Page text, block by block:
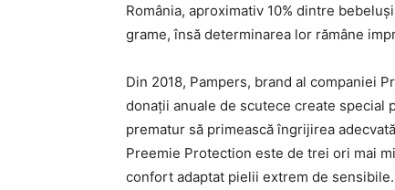
România, aproximativ 10% dintre
grame, însă determinarea lor rămâne
Din 2018, Pampers, brand al companiei
donații anuale de scutece create
prematur să primească îngrijirea
Preemie Protection este de trei ori mai
confort adaptat pielii extrem de sensibile.